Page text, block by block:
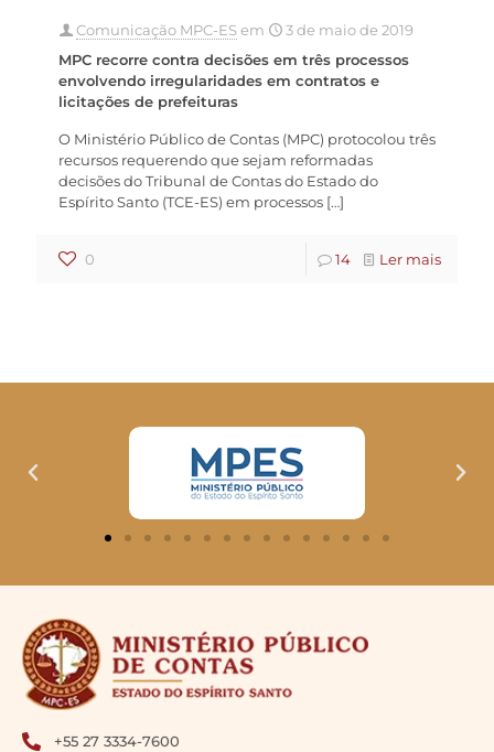
Comunicação MPC-ESem
3 de maio de 2019
MPC recorre contra decisões em três processos
envolvendo irregularidades em contratos e
licitações de prefeituras
O Ministério Público de Contas (MPC) protocolou três
recursos requerendo que sejam reformadas
decisões do Tribunal de Contas do Estado do
Espírito Santo (TCE-ES) em processos […]
0 14 Ler mais
+55 27 3334-7600